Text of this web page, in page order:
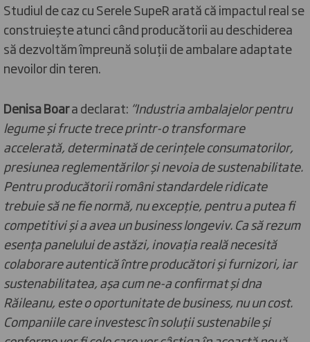
Studiul de caz cu Serele SupeR arată că impactul real se
construiește atunci când producătorii au deschiderea
să dezvoltăm împreună soluții de ambalare adaptate
nevoilor din teren.
Denisa Boara declarat: “Industria ambalajelor pentru
legume și fructe trece printr-o transformare
accelerată, determinată de cerințele consumatorilor,
presiunea reglementărilor și nevoia de sustenabilitate.
Pentru producătorii români standardele ridicate
trebuie să ne fie normă, nu excepție, pentru a putea fi
competitivi și a avea un business longeviv. Ca să rezum
esența panelului de astăzi, inovația reală necesită
colaborare autentică între producători și furnizori, iar
sustenabilitatea, așa cum ne-a confirmat și dna
Răileanu, este o oportunitate de business, nu un cost.
Companiile care investesc în soluții sustenabile și